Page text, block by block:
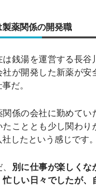
製薬関係の開発職
銭湯を運営する長谷
社が開発した新薬が
だ。
関係の会社に勤めて
たこととも少し関わ
社したという感じです。
別に仕事が楽しくな
忙しい日々でしたが